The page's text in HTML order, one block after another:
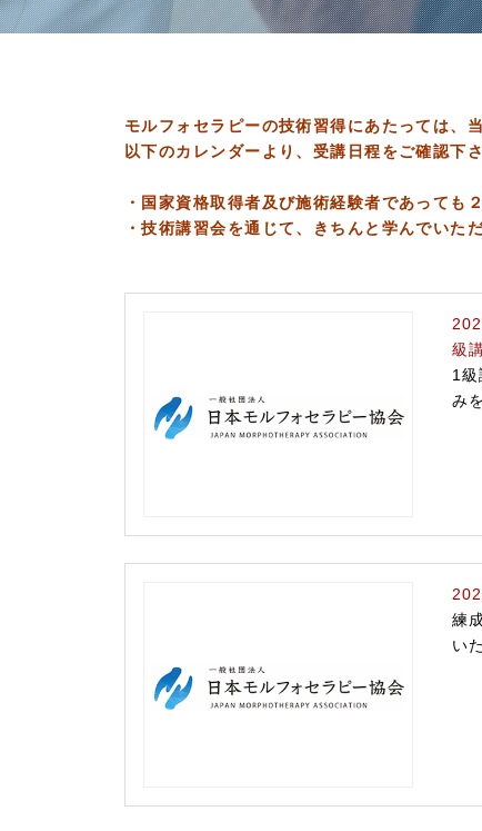
モルフォセラピーの技術習得にあたっては、
以下のカレンダーより、受講日程をご確認下
・国家資格取得者及び施術経験者であっても
・技術講習会を通じて、きちんと学んでいた
級
1
み
練
い